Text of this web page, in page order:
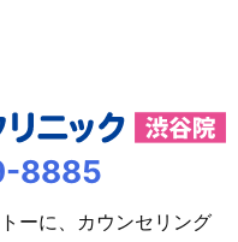
8885
ーに、カウンセリング